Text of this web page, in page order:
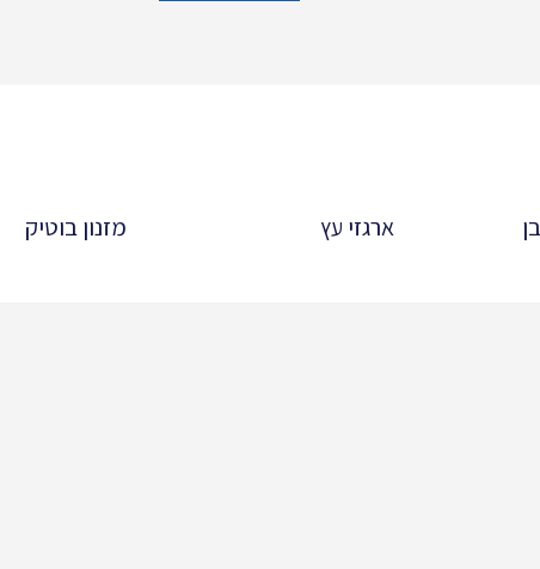
ארגזי עץ מזנון בוטיק